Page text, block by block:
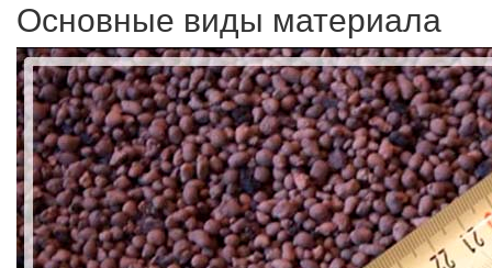
Основные виды материала